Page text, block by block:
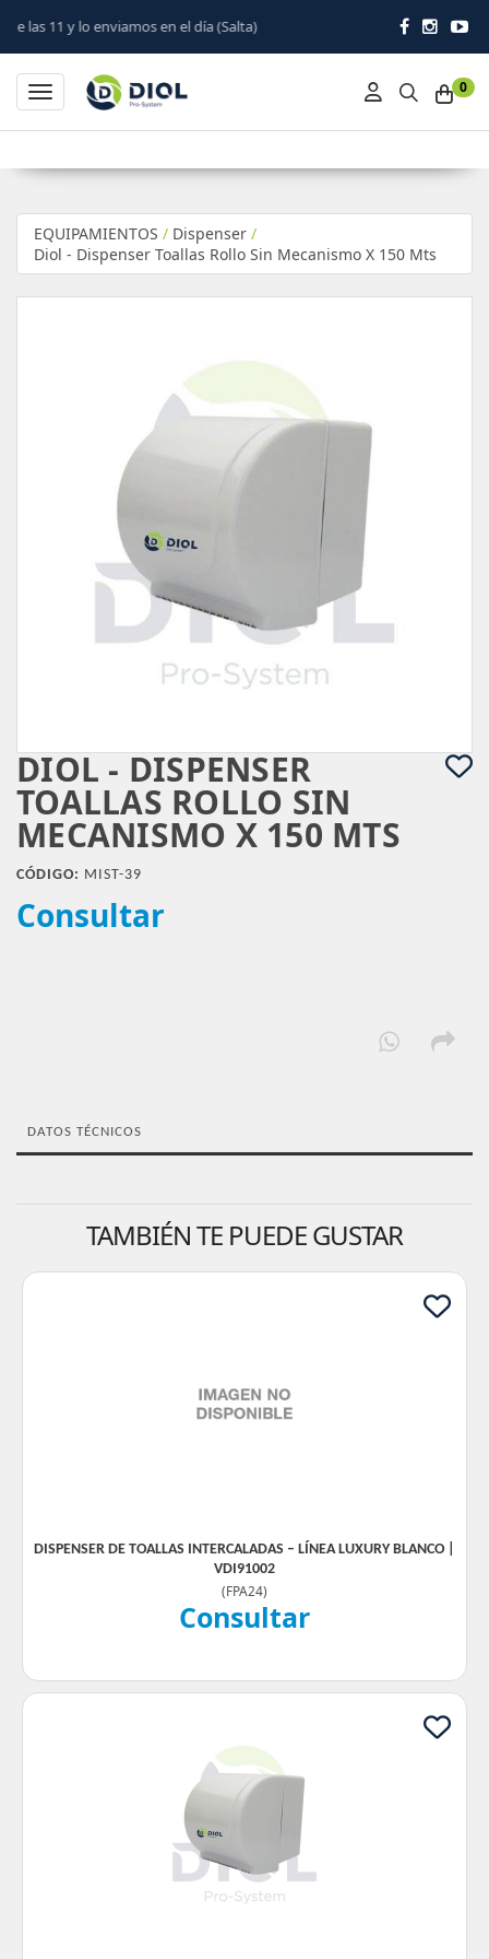
en el día (Salta)
0
Toggle navigation
EQUIPAMIENTOS / Dispenser /
Diol - Dispenser Toallas Rollo Sin Mecanismo X 150 Mts
DIOL - DISPENSER
TOALLAS ROLLO SIN
MECANISMO X 150 MTS
CÓDIGO: MIST-39
Consultar
DATOS TÉCNICOS
TAMBIÉN TE PUEDE GUSTAR
DISPENSER DE TOALLAS INTERCALADAS – LÍNEA LUXURY BLANCO |
VDI91002
(FPA24)
Consultar